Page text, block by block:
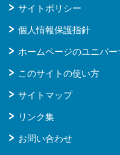
サイトポリシー
個人情報保護指針
ホームページのユニバ
このサイトの使い方
サイトマップ
リンク集
お問い合わせ